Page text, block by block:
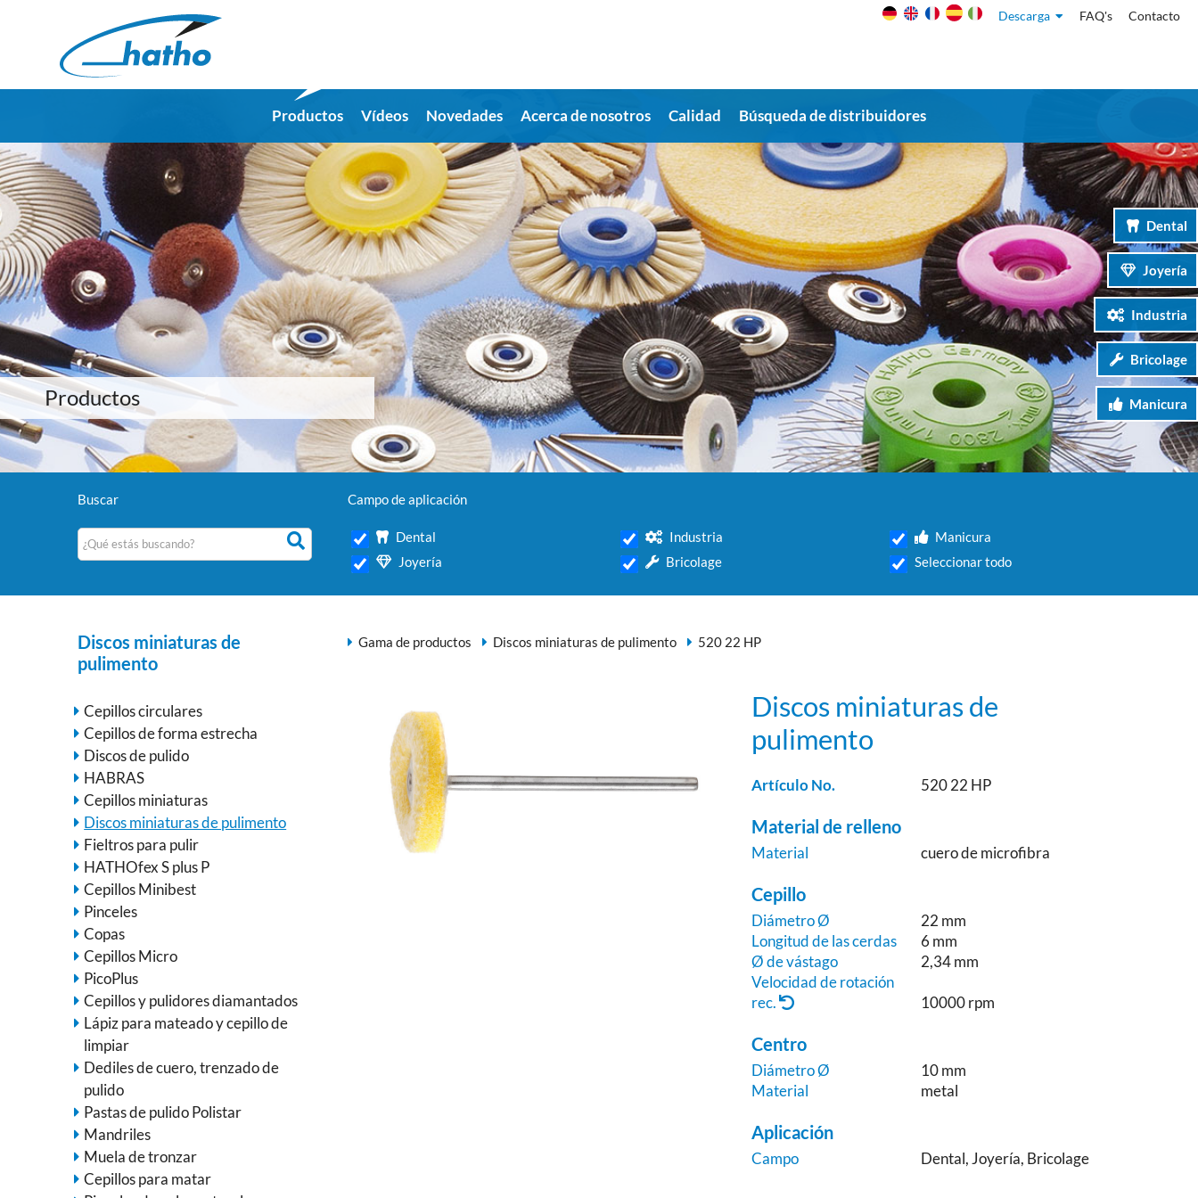
Productos Vídeos Novedades Acerca de nosotros Calidad Búsqueda de distribuidores
Descarga FAQ's Contacto
Dental
Joyería
Industria
Bricolage
Manicura
Productos
Buscar Campo de aplicación
Dental
Joyería
Industria
Bricolage
Manicura
Seleccionar todo
Discos miniaturas de
pulimento
Cepillos circulares
Cepillos de forma estrecha
Discos de pulido
HABRAS
Cepillos miniaturas
Discos miniaturas de pulimento
Fieltros para pulir
HATHOfex S plus P
Cepillos Minibest
Pinceles
Copas
Cepillos Micro
PicoPlus
Cepillos y pulidores diamantados
Lápiz para mateado y cepillo de
limpiar
Dediles de cuero, trenzado de
pulido
Pastas de pulido Polistar
Mandriles
Muela de tronzar
Cepillos para matar
Gama de productos Discos miniaturas de pulimento 520 22 HP
Discos miniaturas de
pulimento
Artículo No. 520 22 HP
Material de relleno
Material cuero de microfibra
Cepillo
Diámetro Ø
22 mm
Longitud de las cerdas
6 mm
Ø de vástago
2,34 mm
Velocidad de rotación
rec.
10000 rpm
Centro
Diámetro Ø
10 mm
Material
metal
Aplicación
Campo Dental, Joyería, Bricolage